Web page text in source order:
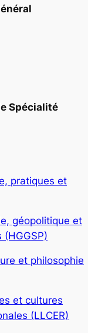
Spécialité
pratiques et
géopolitique et
et philosophie
et cultures
(LLCER)